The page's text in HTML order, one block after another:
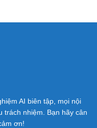
AI biên tập, mọi nội
trách nhiệm. Bạn hãy cân
ơn!